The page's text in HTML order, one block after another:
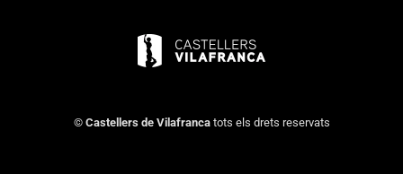
© Castellers de Vilafrancatots els drets reservats